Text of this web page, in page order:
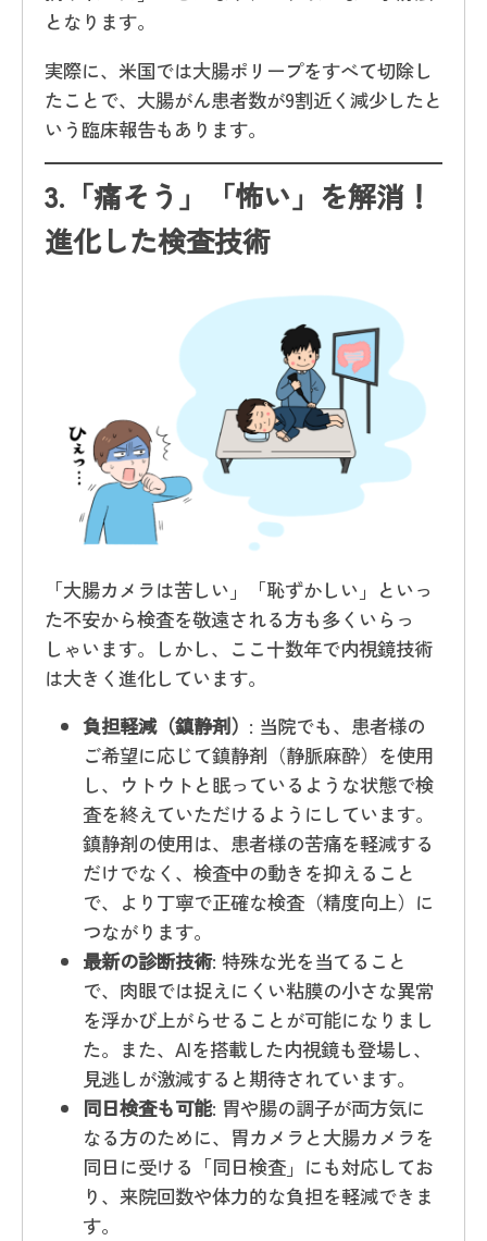
となります。
実際に、米国では大腸ポリープをすべて切除し
たことで、大腸がん患者数が9割近く減少したと
いう臨床報告もあります。
3. 「痛そう」「怖い」を解消！
進化した検査技術
「大腸カメラは苦しい」「恥ずかしい」といっ
た不安から検査を敬遠される方も多くいらっ
しゃいます。しかし、ここ十数年で内視鏡技術
は大きく進化しています。
負担軽減（鎮静剤） : 当院でも、患者様の
ご希望に応じて鎮静剤（静脈麻酔）を使用
し、ウトウトと眠っているような状態で検
査を終えていただけるようにしています。
鎮静剤の使用は、患者様の苦痛を軽減する
だけでなく、検査中の動きを抑えること
で、より丁寧で正確な検査（精度向上）に
つながります。
最新の診断技術: 特殊な光を当てること
で、肉眼では捉えにくい粘膜の小さな異常
を浮かび上がらせることが可能になりまし
た。また、AIを搭載した内視鏡も登場し、
見逃しが激減すると期待されています。
同日検査も可能: 胃や腸の調子が両方気に
なる方のために、胃カメラと大腸カメラを
同日に受ける「同日検査」にも対応してお
り、来院回数や体力的な負担を軽減できま
す。